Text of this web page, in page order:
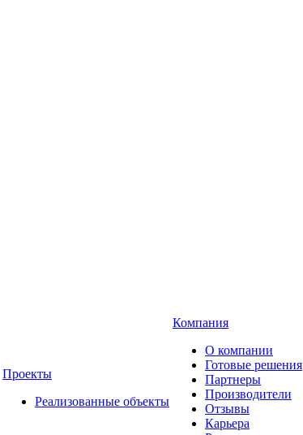
Проекты
Реализованные объекты
Компания
О компании
Готовые решения
Партнеры
Производители
Отзывы
Карьера